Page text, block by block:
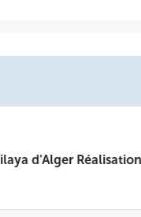
à 11H30, au siège
ET
d'offres
et